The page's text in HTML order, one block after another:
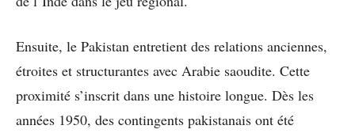
Ensuite, le Pakistan entretient des relations anciennes,
étroites et structurantes avec Arabie saoudite. Cette
proximité s’inscrit dans une histoire longue. Dès les
années 1950, des contingents pakistanais ont été